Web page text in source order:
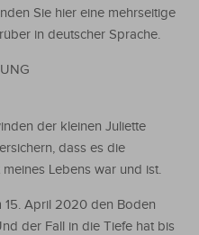
Sie hier eine mehrseitige
in deutscher Sprache.
der kleinen Juliette
dass es die
Lebens war und ist.
15. April 2020 den Boden
der Fall in die Tiefe hat bis